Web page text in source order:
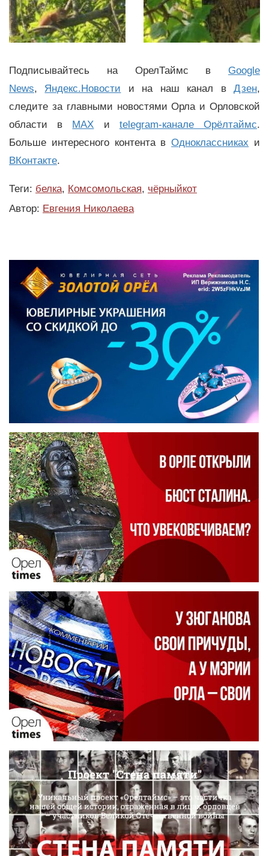
Подписывайтесь на ОрелТаймс в Google
News, Яндекс.Новости и на наш канал вДзен,
следите за главными новостями Орла и Орловской
области в MAX и telegram-канале Орёлтаймс.
Больше интересного контента вОдноклассниках и
ВКонтакте.
Теги: белка, Комсомольская, чёрныйкот
Автор: Евгения Николаева